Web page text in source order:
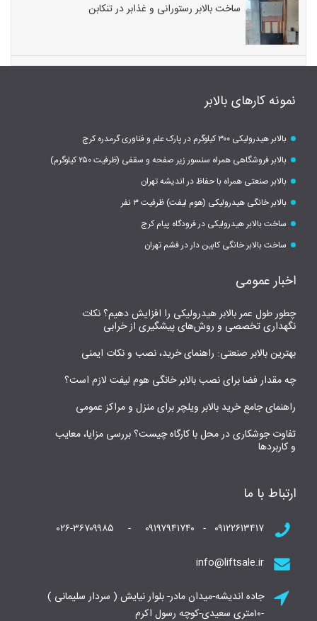
ساخت بالابر رستورانی و غذابر در تنکابن
نمونه کارهای بالابر
بالابر هیدرولیکی ۳۰۰ کیلوگرم در پارک علم و فناوری گرمدره کرج
بالابر فروشگاهی همراه سنسور زیر صفحه و سقفی (ظرفیت ۲۵۰ کیلوگرم)
بالابر صنعتی همراه با حفاظ در اندیشه تهران
بالابر خانگی هیدرولیکی (هوم لیفت) ظرفیت ۳ نفر
ساخت بالابر هیدرولیکی در فرودگاه پیام کرج
ساخت بالابر خانگی کابین دار در فشم تهران
اخبار عمومی
چطور طول عمر بالابر هیدرولیکی را افزایش دهیم؟ نکات
نگهداری تخصصی و روش‌های پیشگیری از خرابی
بهترین بالابر صنعتی: راهنمای خرید، نصب و نکات ایمنی
چه مقدار فضا برای نصب بالابر خانگی هوم لیفت لازم است؟
راهنمای جامع خرید بالابر ویلچر برای منزل و مراکز عمومی
تفاوت جوشکاری در محل با کارگاه چیست؟ بررسی مزایا، معایب
و کاربردها
ارتباط با ما
۰۹۱۲۲۶۱۳۴۱۷ - ۰۹۱۹۷۹۴۱۷۴۰ - ۰۲۶-۳۶۷۰۹۹۸۵
info@liftsale.ir
جاده اندیشه-میدان مادر- بلوار نیایش ( سردار سلیمانی )
-۱۰متری سعیدی-کوچه رسول اکرم